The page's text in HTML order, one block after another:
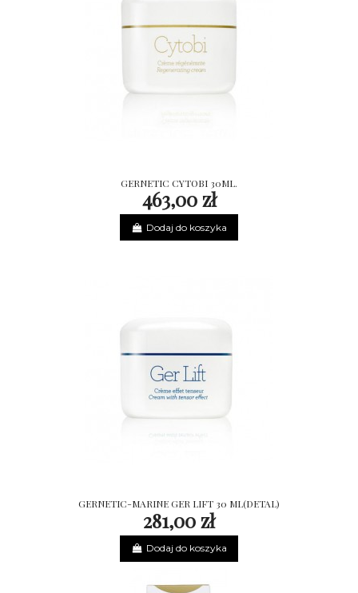
GERNETIC CYTOBI 30ML.
463,00 zł
Dodaj do koszyka
GERNETIC-MARINE GER LIFT 30 ML(DETAL)
281,00 zł
Dodaj do koszyka